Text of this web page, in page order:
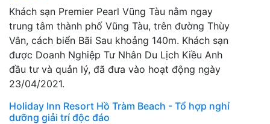
Khách sạn Premier Pearl Vũng Tàu nằm ngay
trung tâm thành phố Vũng Tàu, trên đường Thùy
Vân, cách biển Bãi Sau khoảng 140m. Khách sạn
được Doanh Nghiệp Tư Nhân Du Lịch Kiều Anh
đầu tư và quản lý, đã đưa vào hoạt động ngày
23/04/2021.
Holiday Inn Resort Hồ Tràm Beach - Tổ hợp nghỉ
dưỡng giải trí độc đáo